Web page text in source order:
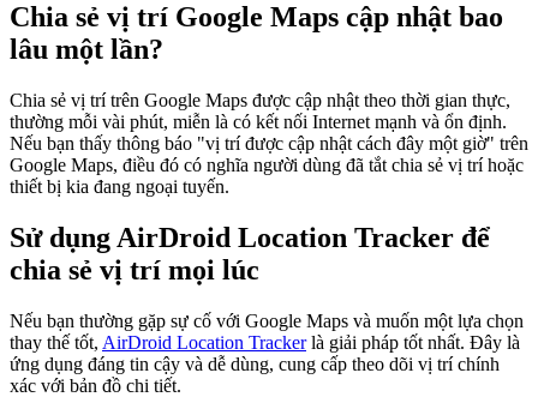
Chia sẻ vị trí Google Maps cập nhật bao
lâu một lần?
Chia sẻ vị trí trên Google Maps được cập nhật theo thời gian thực,
thường mỗi vài phút, miễn là có kết nối Internet mạnh và ổn định.
Nếu bạn thấy thông báo "vị trí được cập nhật cách đây một giờ" trên
Google Maps, điều đó có nghĩa người dùng đã tắt chia sẻ vị trí hoặc
thiết bị kia đang ngoại tuyến.
Sử dụng AirDroid Location Tracker để
chia sẻ vị trí mọi lúc
Nếu bạn thường gặp sự cố với Google Maps và muốn một lựa chọn
thay thế tốt, AirDroid Location Trackerlà giải pháp tốt nhất. Đây là
ứng dụng đáng tin cậy và dễ dùng, cung cấp theo dõi vị trí chính
xác với bản đồ chi tiết.